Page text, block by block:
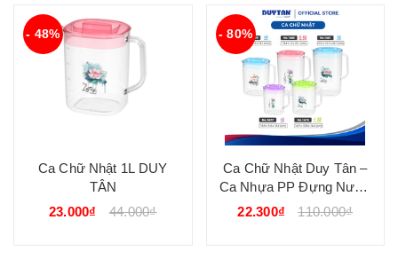
- 48%
Ca Chữ Nhật 1L DUY
TÂN
23.000₫
44.000₫
- 80%
Ca Chữ Nhật Duy Tân –
Ca Nhựa PP Đựng Nước
An Toàn, Tiện Dụng DUY
22.300₫ 110.000₫